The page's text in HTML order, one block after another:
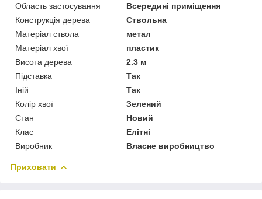
Область застосування
Всередині приміщення
Конструкція дерева
Ствольна
Матеріал ствола
метал
Матеріал хвої
пластик
Висота дерева
2.3 м
Підставка
Так
Іній
Так
Колір хвої
Зелений
Стан
Новий
Клас
Елітні
Виробник
Власне виробництво
Приховати